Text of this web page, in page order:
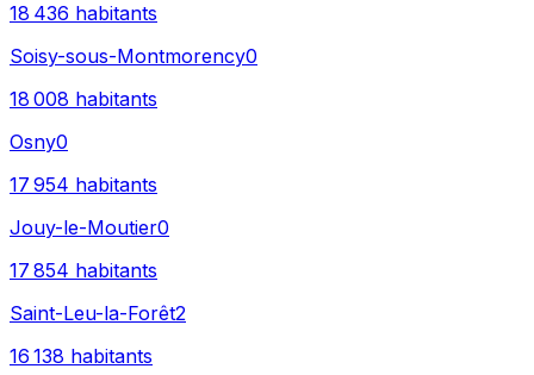
18 436 habitants
Soisy-sous-Montmorency0
18 008 habitants
Osny0
17 954 habitants
Jouy-le-Moutier0
17 854 habitants
Saint-Leu-la-Forêt2
16 138 habitants